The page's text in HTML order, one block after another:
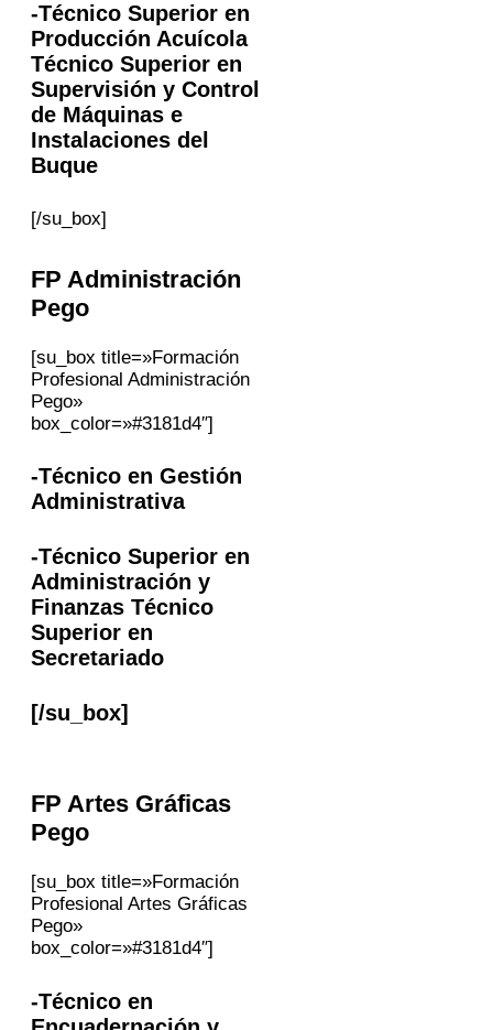
-Técnico Superior en
Producción Acuícola
Técnico Superior en
Supervisión y Control
de Máquinas e
Instalaciones del
Buque
[/su_box]
FP Administración
Pego
[su_box title=»Formación
Profesional Administración
Pego»
box_color=»#3181d4″]
-Técnico en Gestión
Administrativa
-Técnico Superior en
Administración y
Finanzas Técnico
Superior en
Secretariado
[/su_box]
FP Artes Gráficas
Pego
[su_box title=»Formación
Profesional Artes Gráficas
Pego»
box_color=»#3181d4″]
-Técnico en